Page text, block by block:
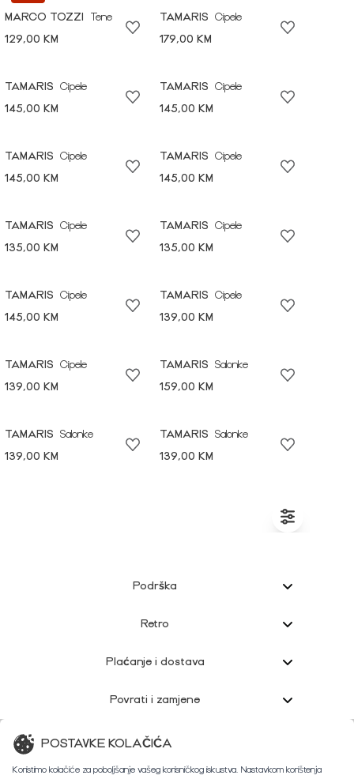
MARCO TOZZI
Tene
129,00 KM
TAMARIS
Cipele
179,00 KM
TAMARIS
Cipele
145,00 KM
TAMARIS
Cipele
145,00 KM
TAMARIS
Cipele
145,00 KM
TAMARIS
Cipele
145,00 KM
TAMARIS
Cipele
135,00 KM
TAMARIS
Cipele
135,00 KM
TAMARIS
Cipele
145,00 KM
TAMARIS
Cipele
139,00 KM
TAMARIS
Cipele
139,00 KM
TAMARIS
Salonke
159,00 KM
TAMARIS
Salonke
139,00 KM
TAMARIS
Salonke
139,00 KM
Podrška
Retro
Plaćanje i dostava
Povrati i zamjene
Korisnička podrška
POSTAVKE KOLAČIĆA
Koristimo kolačiće za poboljšanje vašeg korisničkog iskustva. Nastavkom korištenja